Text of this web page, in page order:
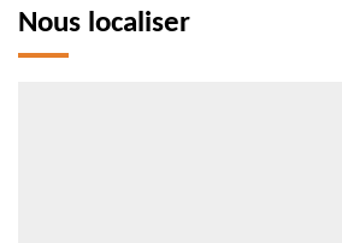
Nous localiser